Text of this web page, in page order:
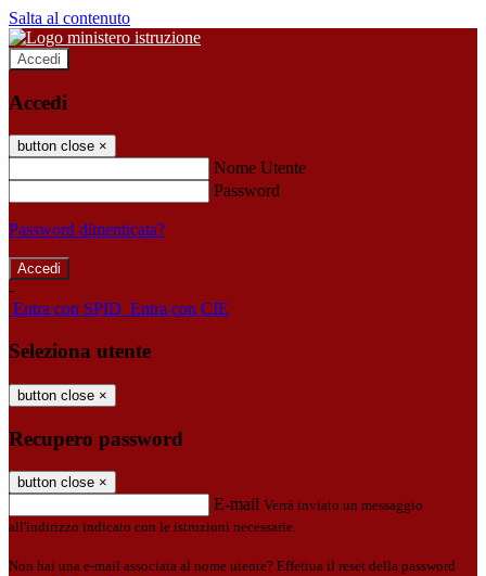
Salta al contenuto
Accedi
Accedi
button close ×
Nome Utente
Password
Password dimenticata?
-
Entra con SPID Entra con CIE
Seleziona utente
button close ×
Recupero password
button close ×
E-mail Verrà inviato un messaggio
all'indirizzo indicato con le istruzioni necessarie.
Non hai una e-mail associata al nome utente? Effettua il reset della password